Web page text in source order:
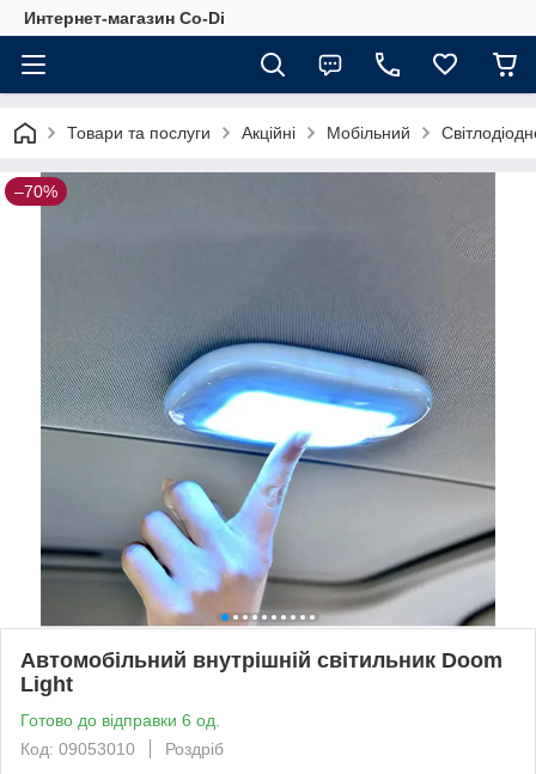
Интернет-магазин Co-Di
Товари та послуги Акційні Мобільний
–70%
Автомобільний внутрішній світильник Doom
Light
Готово до відправки 6 од.
Код: 09053010
Роздріб